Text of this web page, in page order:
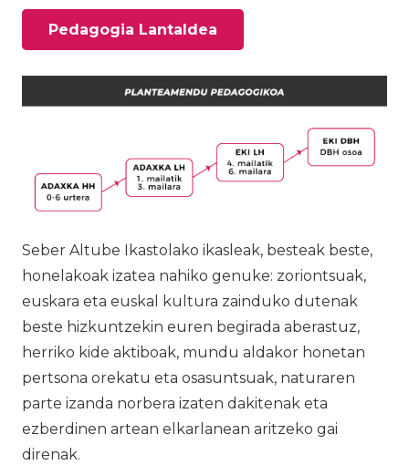
Pedagogia Lantaldea
Seber Altube Ikastolako ikasleak, besteak beste,
honelakoak izatea nahiko genuke: zoriontsuak,
euskara eta euskal kultura zainduko dutenak
beste hizkuntzekin euren begirada aberastuz,
herriko kide aktiboak, mundu aldakor honetan
pertsona orekatu eta osasuntsuak, naturaren
parte izanda norbera izaten dakitenak eta
ezberdinen artean elkarlanean aritzeko gai
direnak.